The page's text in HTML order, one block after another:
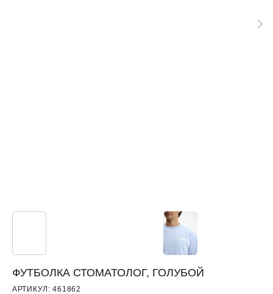
ФУТБОЛКА СТОМАТОЛОГ, ГОЛУБОЙ
АРТИКУЛ:461862